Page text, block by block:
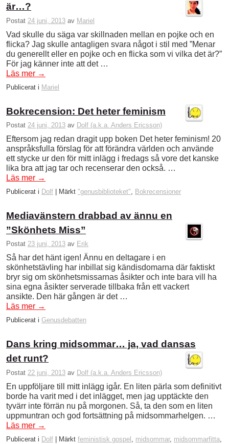
är…?
Postat 24 juni, 2013 av Mariel
Vad skulle du säga var skillnaden mellan en pojke och en
flicka? Jag skulle antagligen svara något i stil med ”Menar
du generellt eller en pojke och en flicka som vi vilka det är?”
För jag känner inte att det …
Läs mer →
Publicerat i Mariel
Bokrecension: Det heter feminism
Postat 24 juni, 2013 av Dolf (a.k.a. Anders Ericsson)
Eftersom jag redan dragit upp boken Det heter feminism! 20
anspråksfulla förslag för att förändra världen och använde
ett stycke ur den för mitt inlägg i fredags så vore det kanske
lika bra att jag tar och recenserar den också. …
Läs mer →
Publicerat i Dolf Märkt "genusbiblioteket" Bokrecensioner
Mediavänstern drabbad av ännu en
”Skönhets Miss”
Postat 23 juni, 2013 av Erik
Så har det hänt igen! Ännu en deltagare i en
skönhetstävling har inbillat sig kändisdomarna där faktiskt
bryr sig om skönhetsmissarnas åsikter och inte bara vill ha
sina egna åsikter serverade tillbaka från ett vackert
ansikte. Den här gången är det …
Läs mer →
Publicerat i Genusdebatten
Dans kring midsommar… ja, vad dansas
det runt?
Postat 22 juni, 2013 av Dolf (a.k.a. Anders Ericsson)
En uppföljare till mitt inlägg igår. En liten pärla som definitivt
borde ha varit med i det inlägget, men jag upptäckte den
tyvärr inte förrän nu på morgonen. Så, ta den som en liten
uppmuntran och god fortsättning på midsommarhelgen. …
Läs mer →
Publicerat i Dolf Märkt feministisk gospel midsommar, midsommarfitta